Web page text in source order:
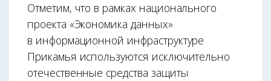
Отметим, что в рамках национального
проекта «Экономика данных»
в информационной инфраструктуре
Прикамья используются исключительно
отечественные средства защиты